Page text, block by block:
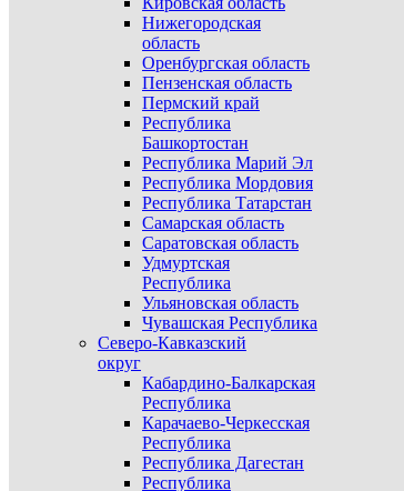
Нижегородская
область
Оренбургская область
Пензенская область
Пермский край
Республика
Башкортостан
Республика Марий Эл
Республика Мордовия
Республика Татарстан
Самарская область
Саратовская область
Удмуртская
Республика
Ульяновская область
Чувашская Республика
Северо-Кавказский
округ
Кабардино-Балкарская
Республика
Карачаево-Черкесская
Республика
Республика Дагестан
Республика